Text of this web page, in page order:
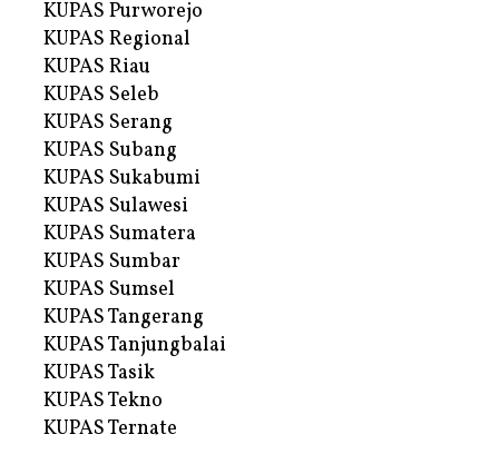
KUPAS Purworejo
KUPAS Regional
KUPAS Riau
KUPAS Seleb
KUPAS Serang
KUPAS Subang
KUPAS Sukabumi
KUPAS Sulawesi
KUPAS Sumatera
KUPAS Sumbar
KUPAS Sumsel
KUPAS Tangerang
KUPAS Tanjungbalai
KUPAS Tasik
KUPAS Tekno
KUPAS Ternate